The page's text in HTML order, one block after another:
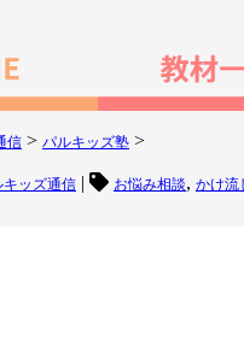
信 > パルキッズ塾 >
キッズ通信 | お悩み相談, かけ流